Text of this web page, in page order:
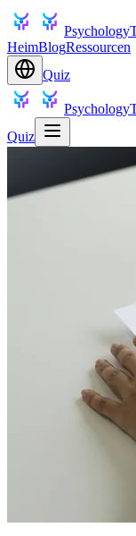
HeimBlogRessourcen
Quiz
Quiz